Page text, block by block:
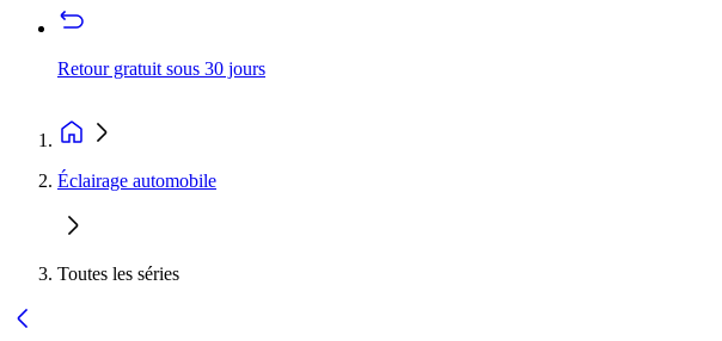
Retour gratuit sous 30 jours
Éclairage automobile
Toutes les séries